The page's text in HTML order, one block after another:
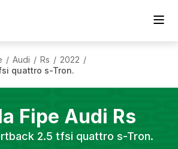
/ Audi / Rs / 2022 /
quattro s-Tron.
Fipe Audi Rs
2.5 tfsi quattro s-Tron.